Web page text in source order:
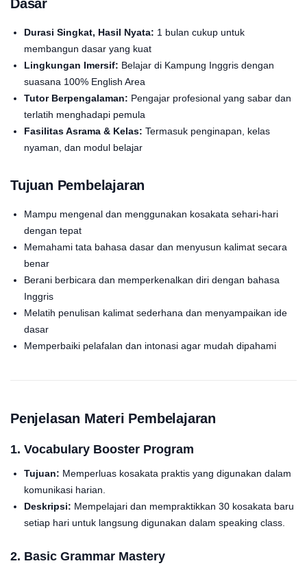
Dasar
Durasi Singkat, Hasil Nyata: 1 bulan cukup untuk
membangun dasar yang kuat
Lingkungan Imersif: Belajar di Kampung Inggris dengan
suasana 100% English Area
Tutor Berpengalaman: Pengajar profesional yang sabar dan
terlatih menghadapi pemula
Fasilitas Asrama & Kelas: Termasuk penginapan, kelas
nyaman, dan modul belajar
Tujuan Pembelajaran
Mampu mengenal dan menggunakan kosakata sehari-hari
dengan tepat
Memahami tata bahasa dasar dan menyusun kalimat secara
benar
Berani berbicara dan memperkenalkan diri dengan bahasa
Inggris
Melatih penulisan kalimat sederhana dan menyampaikan ide
dasar
Memperbaiki pelafalan dan intonasi agar mudah dipahami
Penjelasan Materi Pembelajaran
1. Vocabulary Booster Program
Tujuan: Memperluas kosakata praktis yang digunakan dalam
komunikasi harian.
Deskripsi: Mempelajari dan mempraktikkan 30 kosakata baru
setiap hari untuk langsung digunakan dalam speaking class.
2. Basic Grammar Mastery